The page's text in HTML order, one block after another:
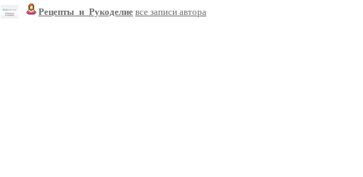
Рецепты_и_Рукоделие все записи автора